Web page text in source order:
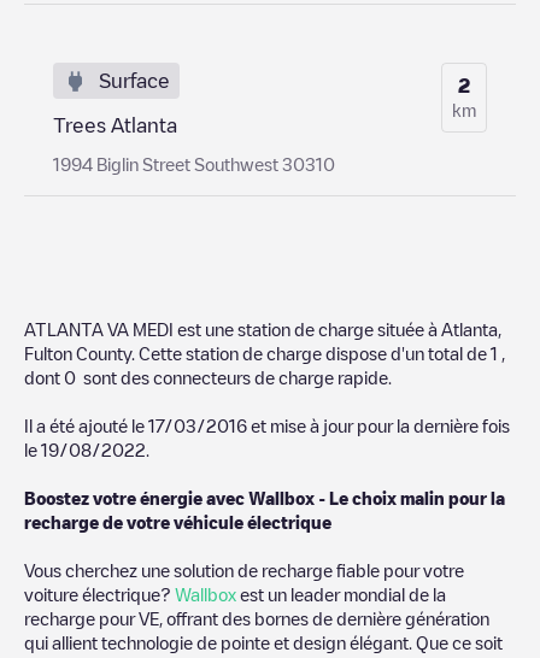
Surface
Trees Atlanta
1994 Biglin Street Southwest 30310
2
km
ATLANTA VA MEDI est une station de charge située à Atlanta
Fulton County. Cette station de charge dispose d'un total de 1
dont 0 sont des connecteurs de charge rapide.
Il a été ajouté le 17/03/2016 et mise à jour pour la dernière fois
le 19/08/2022
Boostez votre énergie avec Wallbox - Le choix malin pour la
recharge de votre véhicule électrique
Vous cherchez une solution de recharge fiable pour votre
voiture électrique? Wallbox est un leader mondial de la
recharge pour VE, offrant des bornes de dernière génération
qui allient technologie de pointe et design élégant. Que ce soit